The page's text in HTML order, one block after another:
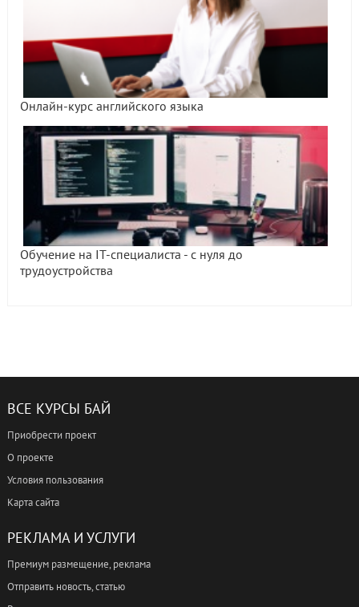
Онлайн-курс английского языка
Обучение на IT-специалиста - с нуля до
трудоустройства
ВСЕ КУРСЫ БАЙ
Приобрести проект
О проекте
Условия пользования
Карта сайта
РЕКЛАМА И УСЛУГИ
Премиум размещение, реклама
Отправить новость, статью